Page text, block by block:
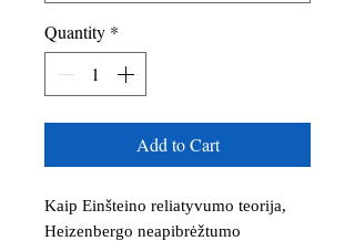
Quantity *
Add to Cart
Kaip Einšteino reliatyvumo teorija,
Heizenbergo neapibrėžtumo